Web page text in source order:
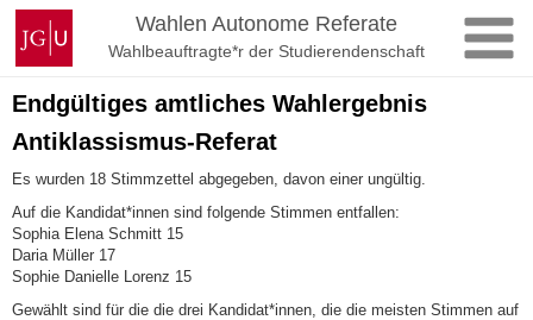
Zum
Inhalt
springen
Johannes
Gutenberg-
Universität
Mainz
Wahlen Autonome Referate
Wahlbeauftragte*r der Studierendenschaft
Endgültiges amtliches Wahlergebnis
Antiklassismus-Referat
Es wurden 18 Stimmzettel abgegeben, davon einer ungültig.
Auf die Kandidat*innen sind folgende Stimmen entfallen:
Sophia Elena Schmitt 15
Daria Müller 17
Sophie Danielle Lorenz 15
Gewählt sind für die die drei Kandidat*innen, die die meisten Stimmen auf